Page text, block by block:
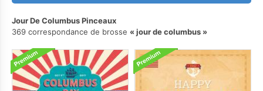
Jour De Columbus Pinceaux
369 correspondance de brosse
jour de columbus